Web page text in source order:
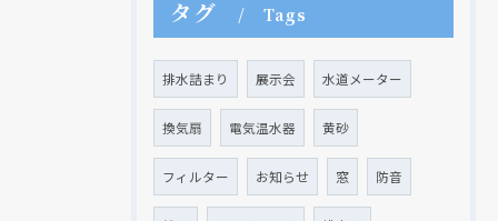
タグ Tags
排水詰まり 展示会 水道メーター
換気扇 電気温水器 黄砂
フィルター お知らせ 窓 防音